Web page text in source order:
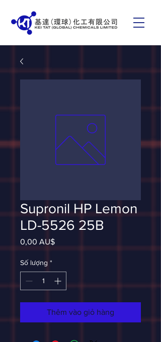
Supronil HP Lemon
LD-5526 25B
0,00 AU$Giá
Số lượng *
Thêm vào giỏ hàng